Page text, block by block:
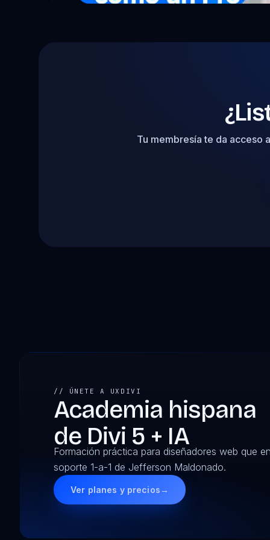
Tu membresía te da acceso
// ÚNETE A UXDIVI
Academia hispana
de Divi 5 + IA
Formación práctica para diseñadores web que
soporte 1-a-1 de Jefferson Maldonado.
Ver planes y precios →